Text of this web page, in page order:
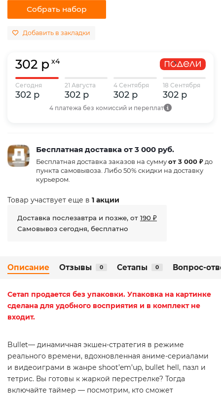
Собрать набор
Добавить в закладки
302 р x4
Сегодня
302 р
21 Августа
302 р
4 Сентября
302 р
18 Сентября
302 р
4 платежа без комиссий и переплат
Бесплатная доставка от 3 000 руб.
Бесплатная доставка заказов на суммуот 3 000 ₽ до
пункта самовывоза. Либо 50% скидки на доставку
курьером.
Товар участвует еще в 1 акции
Доставка послезавтра и позже, от 190 ₽
Самовывоз сегодня, бесплатно
Описание Отзывы 0 Сетапы 0 Вопрос-
Сетап продается без упаковки. Упаковка на картинке
сделана для удобного восприятия и в комплект не
входит.
Bullet— динамичная экшен-стратегия в режиме
реального времени, вдохновленная аниме-сериалами
и видеоиграми в жанре shoot’em’up, bullet hell, пазл и
тетрис. Вы готовы к жаркой перестрелке? Тогда
включайте таймер — посмотрим, кто сможет